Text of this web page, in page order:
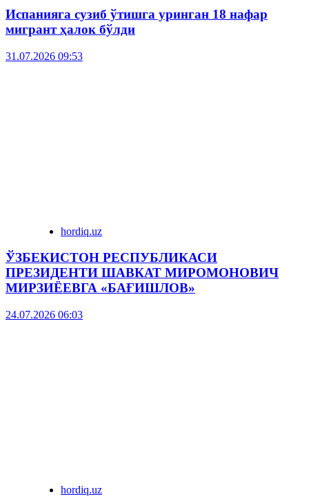
Испанияга сузиб ўтишга уринган 18 нафар
мигрант ҳалок бўлди
31.07.2026 09:53
hordiq.uz
ЎЗБЕКИСТОН РЕСПУБЛИКАСИ
ПРЕЗИДЕНТИ ШАВКАТ МИРОМОНОВИЧ
МИРЗИЁЕВГА «БАҒИШЛОВ»
24.07.2026 06:03
hordiq.uz